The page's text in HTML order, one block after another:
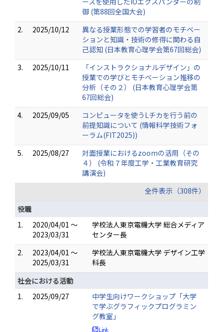
御 (第88回全国大会)
2.
2025/10/12
異なる授業形態での学習者のモチベー
ションと知識・技術の修得に関わる自
己認知 (日本教育心理学会第67回総会)
3.
2025/10/11
「インストラクショナルデザイン」の
授業での学びとモチベーション推移の
分析（その２） (日本教育心理学会第
67回総会)
4.
2025/09/05
コンピュータを使うLチカを行う前の
前提知識について (情報科学技術フォ
ーラム(FIT2025))
5.
2025/08/27
対面授業におけるzoomの活用（その
４） (令和７年度工学・工業教育研究
講演会)
全件表示（308件）
役職
1.
2020/04/01 ～
2023/03/31
学校法人東京電機大学 総合メディア
センター長
2.
2023/04/01 ～
2025/03/31
学校法人東京電機大学 デザイン工学
科長
社会における活動
1.
2025/09/27
中学生向けワークショップ「大学
で学ぶグラフィックプログラミン
グ教室」